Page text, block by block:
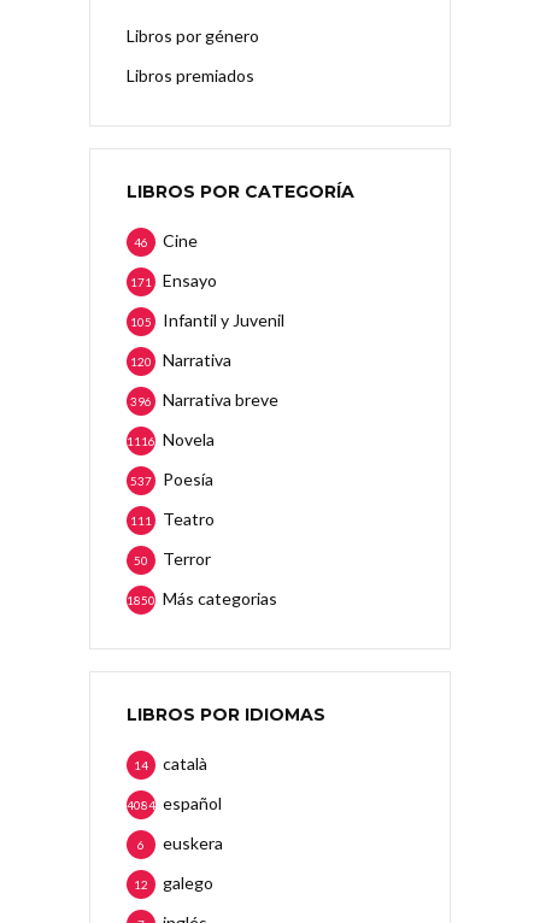
Libros por género
Libros premiados
LIBROS POR CATEGORÍA
Cine
46
Ensayo
171
Infantil y Juvenil
105
Narrativa
120
Narrativa breve
396
Novela
1116
Poesía
537
Teatro
111
Terror
50
Más categorias
1850
LIBROS POR IDIOMAS
català
14
español
4084
euskera
6
galego
12